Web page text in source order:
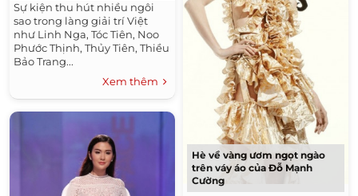
Sự kiện thu hút nhiều ngôi
sao trong làng giải trí Việt
như Linh Nga, Tóc Tiên, Noo
Phước Thịnh, Thủy Tiên, Thiều
Bảo Trang...
Xem thêm
Hè về vàng ươm ngọt ngào
trên váy áo của Đỗ Mạnh
Cường